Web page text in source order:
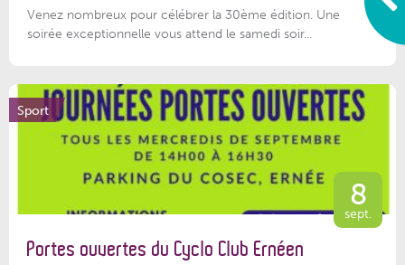
Venez nombreux pour célébrer la 30ème édition. Une
soirée exceptionnelle vous attend le samedi soir...
Sport
8
sept.
Portes ouvertes du Cyclo Club Ernéen